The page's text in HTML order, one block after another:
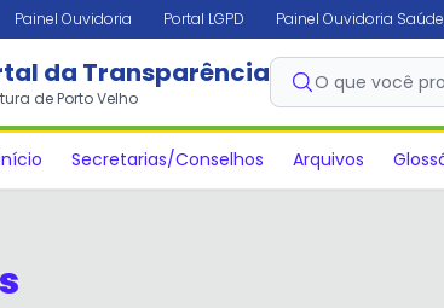
Painel Ouvidoria Portal LGPD Painel Ouvidoria Saúde
da Transparência
de Porto Velho
O que você
Secretarias/Conselhos Arquivos
✕